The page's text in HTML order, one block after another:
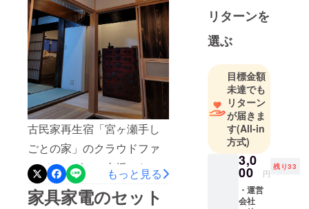
古民家再生宿「宮ヶ瀬手し
ごとの家」のクラウドファ
ンディングにご支援いただ
いた皆さま、こんにちは。
オーナーの桜井です。本
もっと見る
家具家電のセット
協会）は、
地域で営ま
れる資源
使って豊か
な生活を求
める人たち
を繋ぐこと
で「地域再
発見」を目
指し、新し
いコミュニ
ティを創っ
リターンを
選ぶ
目標金額
未達でも
リターン
が届きま
す(All-in
方式)
3,0
00 円
残り33
・運営
会社